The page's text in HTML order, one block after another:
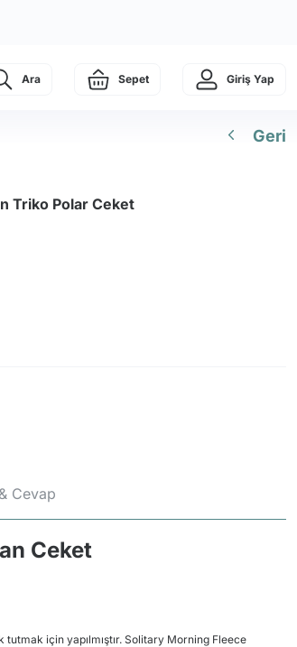
Ara Sepet Giriş Yap
Geri
Triko Polar Ceket
Cevap
Ceket
için yapılmıştır. Solitary Morning Fleece